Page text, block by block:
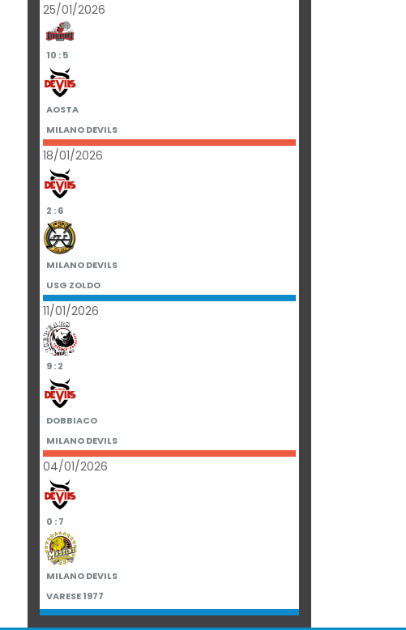
25/01/2026
10 : 5
AOSTA
MILANO DEVILS
18/01/2026
2 : 6
MILANO DEVILS
USG ZOLDO
11/01/2026
9 : 2
DOBBIACO
MILANO DEVILS
04/01/2026
0 : 7
MILANO DEVILS
VARESE 1977